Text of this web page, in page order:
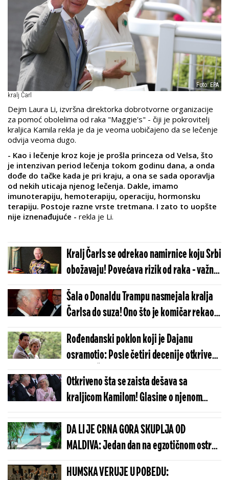
Foto: EPA
kralj Čarl
Dejm Laura Li, izvršna direktorka dobrotvorne organizacije
za pomoć obolelima od raka "Maggie's" - čiji je pokrovitelj
kraljica Kamila rekla je da je veoma uobičajeno da se lečenje
odvija veoma dugo.
- Kao i lečenje kroz koje je prošla princeza od Velsa, što
je intenzivan period lečenja tokom godinu dana, a onda
dođe do tačke kada je pri kraju, a ona se sada oporavlja
od nekih uticaja njenog lečenja. Dakle, imamo
imunoterapiju, hemoterapiju, operaciju, hormonsku
terapiju. Postoje razne vrste tretmana. I zato to uopšte
nije iznenađujuće - rekla je Li.
Kralj Čarls se odrekao namirnice koju Srbi
obožavaju! Povećava rizik od raka - važno
upozorenje lekara
Šala o Donaldu Trampu nasmejala kralja
Čarlsa do suza! Ono što je komičar rekao
obišlo planetu (FOTO/VIDEO)
Rođendanski poklon koji je Dajanu
osramotio: Posle četiri decenije otkriveno
zašto je Čarls bio tako bezdušan
Otkriveno šta se zaista dešava sa
kraljicom Kamilom! Glasine o njenom
stanju su zabrinule sve - jedna stvar joj
najteže pada (FOTO)
DA LI JE CRNA GORA SKUPLJA OD
MALDIVA: Jedan dan na egzotičnom ostrvu
može da košta manje nego u Budvi
HUMSKA VERUJE U POBEDU: